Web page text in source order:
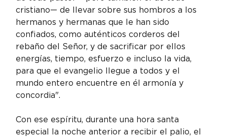
cristiano— de llevar sobre sus hombros a los
hermanos y hermanas que le han sido
confiados, como auténticos corderos del
rebaño del Señor, y de sacrificar por ellos
energías, tiempo, esfuerzo e incluso la vida,
para que el evangelio llegue a todos y el
mundo entero encuentre en él armonía y
concordia".
Con ese espíritu, durante una hora santa
especial la noche anterior a recibir el palio, el